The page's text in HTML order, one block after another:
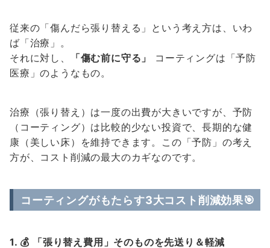
従来の「傷んだら張り替える」という考え方は、いわ
ば「治療」。
それに対し、
「傷む前に守る」
コーティングは「予防
医療」のようなもの。
治療（張り替え）は一度の出費が大きいですが、予防
（コーティング）は比較的少ない投資で、長期的な健
康（美しい床）を維持できます。この「予防」の考え
方が、コスト削減の最大のカギなのです。
コーティングがもたらす3大コスト削減効果🎯
1. 💰 「張り替え費用」そのものを先送り＆軽減